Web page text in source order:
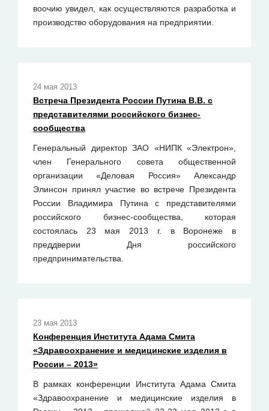
воочию увидел, как осуществляются разработка и
производство оборудования на предприятии.
24 мая 2013
Встреча Президента России Путина В.В. с
представителями российского бизнес-
сообщества
Генеральный директор ЗАО «НИПК «Электрон»,
член Генерального совета общественной
организации «Деловая Россия» Александр
Элинсон принял участие во встрече Президента
России Владимира Путина с представителями
российского бизнес-сообщества, которая
состоялась 23 мая 2013 г. в Воронеже в
преддверии Дня российского
предпринимательства.
23 мая 2013
Конференция Института Адама Смита
«Здравоохранение и медицинские изделия в
России – 2013»
В рамках конференции Института Адама Смита
«Здравоохранение и медицинские изделия в